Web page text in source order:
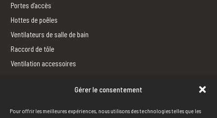
Gérer le consentement
Pour offrir les meilleures expériences, nous utilisons des technologies telles que les
Portes d’accès
Hottes de poêles
Ventilateurs de salle de bain
Raccord de tôle
Ventilation accessoires